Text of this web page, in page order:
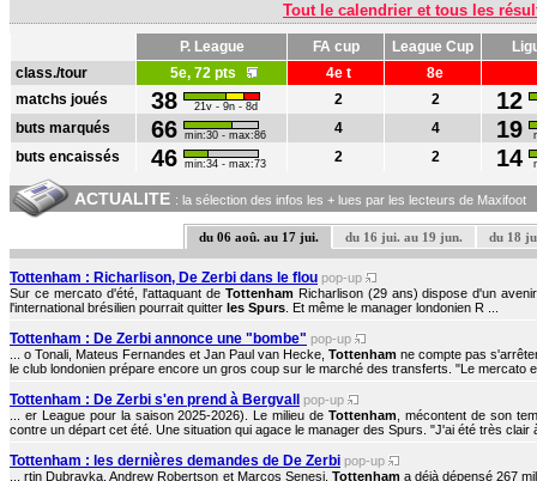
Tout le calendrier et tous les
P. League FA cup League Cup
class./tour
5e, 72 pts 4e t
8e
matchs joués
38 21v - 9n - 8d 2 2 12
buts marqués 66 min:30 - max:86 4 4 19
buts encaissés 46 min:34 - max:73 2 2 14
ACTUALITE : la sélection des infos les + lues par les lecteurs de Maxifoot
du 06 aoû. au 17 jui. du 16 jui. au 19 jun. du 18
Tottenham : Richarlison, De Zerbi dans le flou pop-up
Sur ce mercato d'été, l'attaquant de Tottenham Richarlison (29 ans) dispose d'un
l'international brésilien pourrait quitter les Spurs . Et même le manager londonien R ...
Tottenham : De Zerbi annonce une "bombe" pop-up
... o Tonali, Mateus Fernandes et Jan Paul van Hecke, Tottenham ne compte pas
le club londonien prépare encore un gros coup sur le marché des transferts. "Le mercato
Tottenham : De Zerbi s'en prend à Bergvall
pop-up
... er League pour la saison 2025-2026). Le milieu deTottenham , mécontent de son
contre un départ cet été. Une situation qui agace le manager des Spurs. "J'ai été très clair
Tottenham : les dernières demandes de De Zerbi pop-up
... rtin Dubravka, Andrew Robertson et Marcos Senesi, Tottenham a déjà dépensé 267